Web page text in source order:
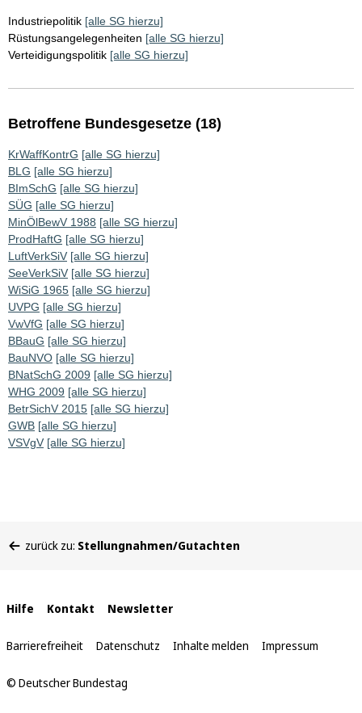
Industriepolitik [alle SG hierzu]
Rüstungsangelegenheiten [alle SG hierzu]
Verteidigungspolitik [alle SG hierzu]
Betroffene Bundesgesetze (18)
KrWaffKontrG [alle SG hierzu]
BLG [alle SG hierzu]
BImSchG [alle SG hierzu]
SÜG [alle SG hierzu]
MinÖlBewV 1988 [alle SG hierzu]
ProdHaftG [alle SG hierzu]
LuftVerkSiV [alle SG hierzu]
SeeVerkSiV [alle SG hierzu]
WiSiG 1965 [alle SG hierzu]
UVPG [alle SG hierzu]
VwVfG [alle SG hierzu]
BBauG [alle SG hierzu]
BauNVO [alle SG hierzu]
BNatSchG 2009 [alle SG hierzu]
WHG 2009 [alle SG hierzu]
BetrSichV 2015 [alle SG hierzu]
GWB [alle SG hierzu]
VSVgV [alle SG hierzu]
befinden
zurück zu: Stellungnahmen/Gutachten
Interne
Links
Hilfe Kontakt Newsletter
Barrierefreiheit Datenschutz Inhalte melden Impressum
© Deutscher Bundestag